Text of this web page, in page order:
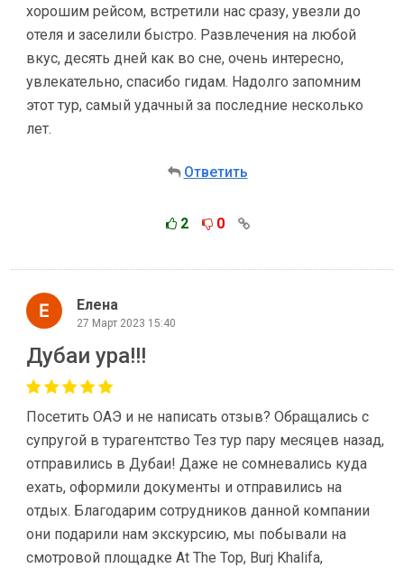
хорошим рейсом, встретили нас сразу, увезли до
отеля и заселили быстро. Развлечения на любой
вкус, десять дней как во сне, очень интересно,
увлекательно, спасибо гидам. Надолго запомним
этот тур, самый удачный за последние несколько
лет.
Ответить
2 0
Елена
27 Март 2023 15:40
Дубаи ура!!!
Посетить ОАЭ и не написать отзыв? Обращались с
супругой в турагентство Тез тур пару месяцев назад,
отправились в Дубаи! Даже не сомневались куда
ехать, оформили документы и отправились на
отдых. Благодарим сотрудников данной компании
они подарили нам экскурсию, мы побывали на
смотровой площадке At The Top, Burj Khalifa,